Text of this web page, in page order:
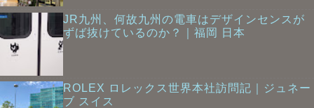
JR九州、何故九州の電車はデザインセンスが
ずば抜けているのか？｜福岡 日本
ROLEX ロレックス世界本社訪問記｜ジュネー
ブ スイス